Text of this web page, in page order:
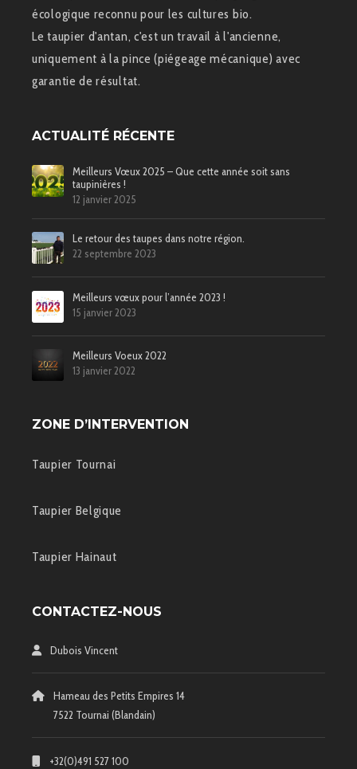
écologique reconnu pour les cultures bio.
Le taupier d'antan, c'est un travail à l'ancienne,
uniquement à la pince (piégeage mécanique) avec
garantie de résultat.
ACTUALITÉ RÉCENTE
Meilleurs Vœux 2025 – Que cette année soit sans
taupinières !
12 janvier 2025
Le retour des taupes dans notre région.
22 septembre 2023
Meilleurs vœux pour l’année 2023 !
15 janvier 2023
Meilleurs Voeux 2022
13 janvier 2022
ZONE D’INTERVENTION
Taupier Tournai
Taupier Belgique
Taupier Hainaut
CONTACTEZ-NOUS
Dubois Vincent
Hameau des Petits Empires 14
7522 Tournai (Blandain)
+32(0)491 527 100